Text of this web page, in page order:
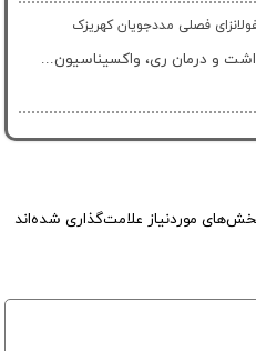
فصلی مددجویان کهریزک
و درمان ری، واکسیناسیون...
موردنیاز علامت‌گذاری شده‌اند